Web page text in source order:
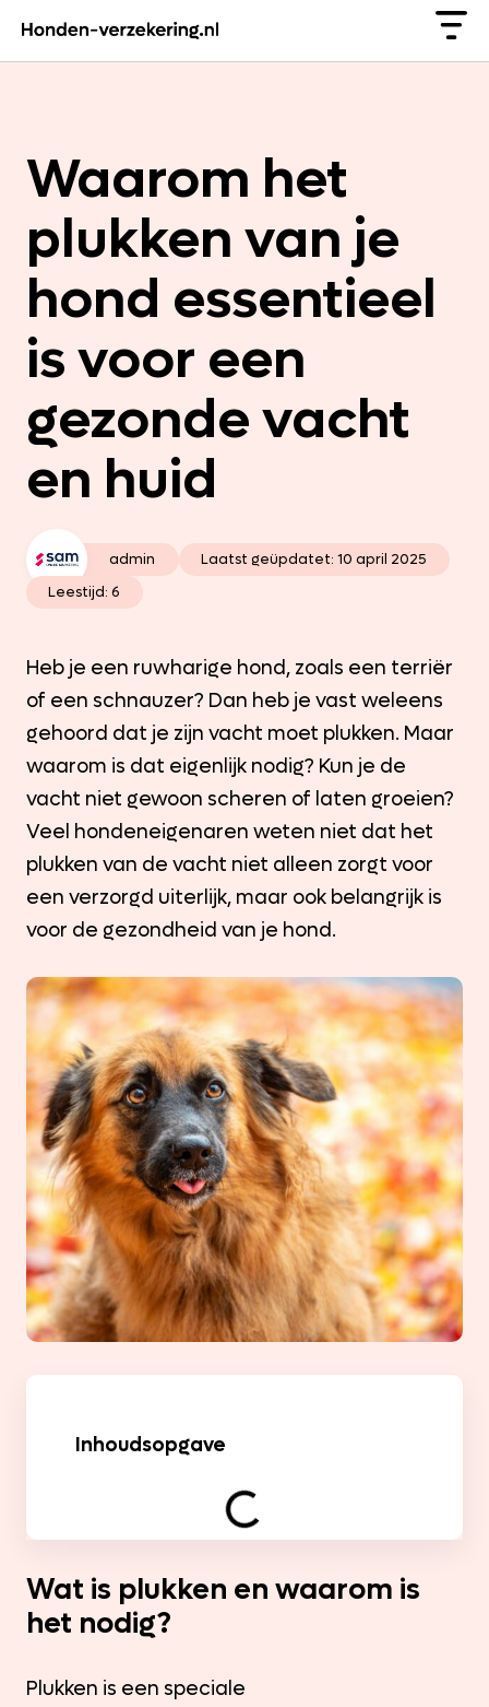
Waarom het
plukken van je
hond essentieel
is voor een
gezonde vacht
en huid
admin Laatst geüpdatet: 10 april 2025
Leestijd: 6
Heb je een ruwharige hond, zoals een terriër
of een schnauzer? Dan heb je vast weleens
gehoord dat je zijn vacht moet plukken. Maar
waarom is dat eigenlijk nodig? Kun je de
vacht niet gewoon scheren of laten groeien?
Veel hondeneigenaren weten niet dat het
plukken van de vacht niet alleen zorgt voor
een verzorgd uiterlijk, maar ook belangrijk is
voor de gezondheid van je hond.
Inhoudsopgave
Wat is plukken en waarom is
het nodig?
Plukken is een speciale